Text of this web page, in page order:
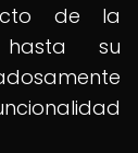
de la
su